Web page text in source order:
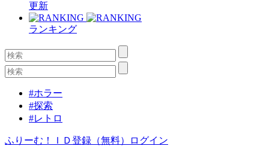
更新
ランキング
#ホラー
#探索
#レトロ
ふりーむ！ＩＤ登録（無料） ログイン